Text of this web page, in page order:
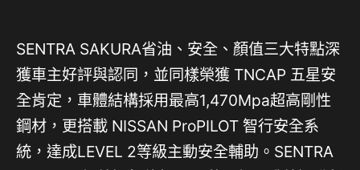
SENTRA SAKURA省油、安全、顏值三大特點深
獲車主好評與認同，並同樣榮獲 TNCAP 五星安
全肯定，車體結構採用最高1,470Mpa超高剛性
鋼材，更搭載 NISSAN ProPILOT 智行安全系
統，達成LEVEL 2等級主動安全輔助。SENTRA